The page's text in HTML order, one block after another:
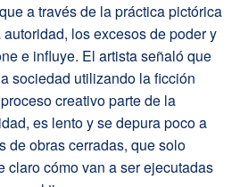
a través de la práctica pictórica
los excesos de poder y
e influye. El artista señaló que
sociedad utilizando la ficción
creativo parte de la
es lento y se depura poco a
de obras cerradas, que solo
claro cómo van a ser ejecutadas